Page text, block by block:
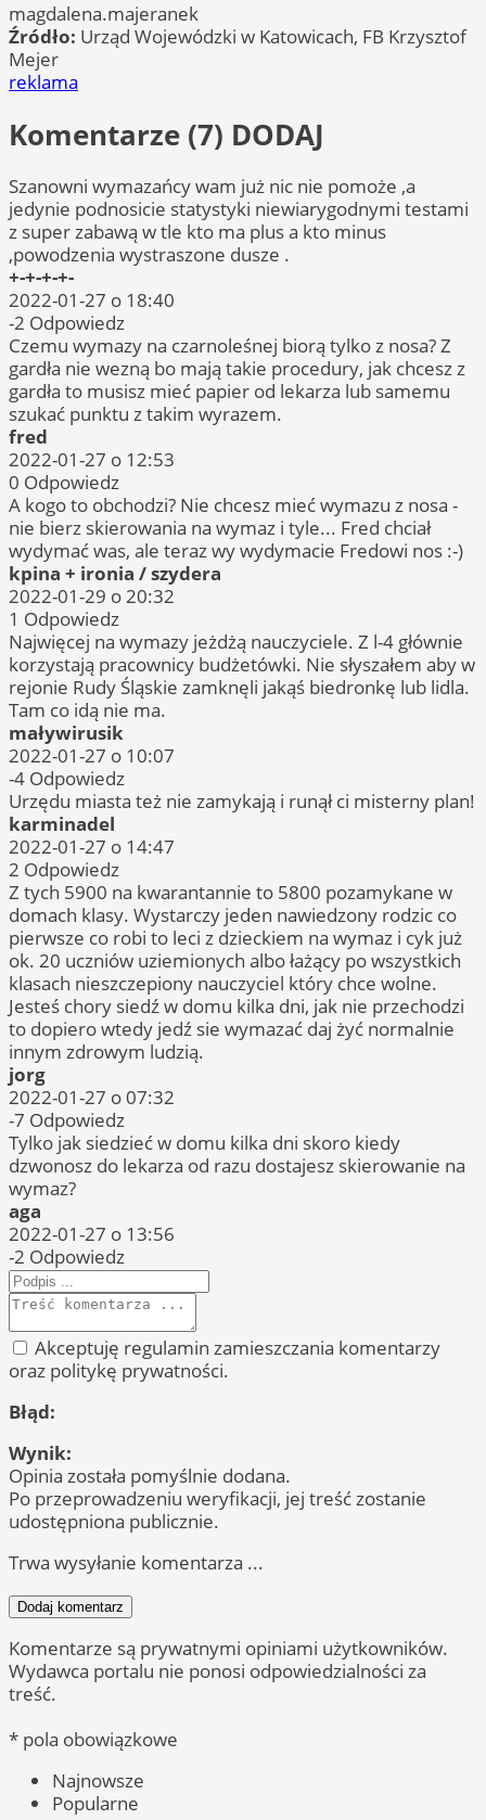
magdalena.majeranek
Źródło: Urząd Wojewódzki w Katowicach, FB Krzysztof
Mejer
reklama
Komentarze (7) DODAJ
Szanowni wymazańcy wam już nic nie pomoże ,a
jedynie podnosicie statystyki niewiarygodnymi testami
z super zabawą w tle kto ma plus a kto minus
,powodzenia wystraszone dusze .
+-+-+-+-
2022-01-27 o 18:40
-2 Odpowiedz
Czemu wymazy na czarnoleśnej biorą tylko z nosa? Z
gardła nie wezną bo mają takie procedury, jak chcesz z
gardła to musisz mieć papier od lekarza lub samemu
szukać punktu z takim wyrazem.
fred
2022-01-27 o 12:53
0 Odpowiedz
A kogo to obchodzi? Nie chcesz mieć wymazu z nosa -
nie bierz skierowania na wymaz i tyle... Fred chciał
wydymać was, ale teraz wy wydymacie Fredowi nos :-)
kpina + ironia / szydera
2022-01-29 o 20:32
1 Odpowiedz
Najwięcej na wymazy jeżdżą nauczyciele. Z l-4 głównie
korzystają pracownicy budżetówki. Nie słyszałem aby w
rejonie Rudy Śląskie zamknęli jakąś biedronkę lub lidla.
Tam co idą nie ma.
maływirusik
2022-01-27 o 10:07
-4 Odpowiedz
Urzędu miasta też nie zamykają i runął ci misterny plan!
karminadel
2022-01-27 o 14:47
2 Odpowiedz
Z tych 5900 na kwarantannie to 5800 pozamykane w
domach klasy. Wystarczy jeden nawiedzony rodzic co
pierwsze co robi to leci z dzieckiem na wymaz i cyk już
ok. 20 uczniów uziemionych albo łażący po wszystkich
klasach nieszczepiony nauczyciel który chce wolne.
Jesteś chory siedź w domu kilka dni, jak nie przechodzi
to dopiero wtedy jedź sie wymazać daj żyć normalnie
innym zdrowym ludzią.
jorg
2022-01-27 o 07:32
-7 Odpowiedz
Tylko jak siedzieć w domu kilka dni skoro kiedy
dzwonosz do lekarza od razu dostajesz skierowanie na
wymaz?
aga
2022-01-27 o 13:56
-2 Odpowiedz
Akceptuję regulamin zamieszczania komentarzy
oraz politykę prywatności.
Błąd:
Wynik:
Opinia została pomyślnie dodana.
Po przeprowadzeniu weryfikacji, jej treść zostanie
udostępniona publicznie.
Trwa wysyłanie komentarza ...
Dodaj komentarz
Komentarze są prywatnymi opiniami użytkowników.
Wydawca portalu nie ponosi odpowiedzialności za
treść.
* pola obowiązkowe
Najnowsze
Popularne